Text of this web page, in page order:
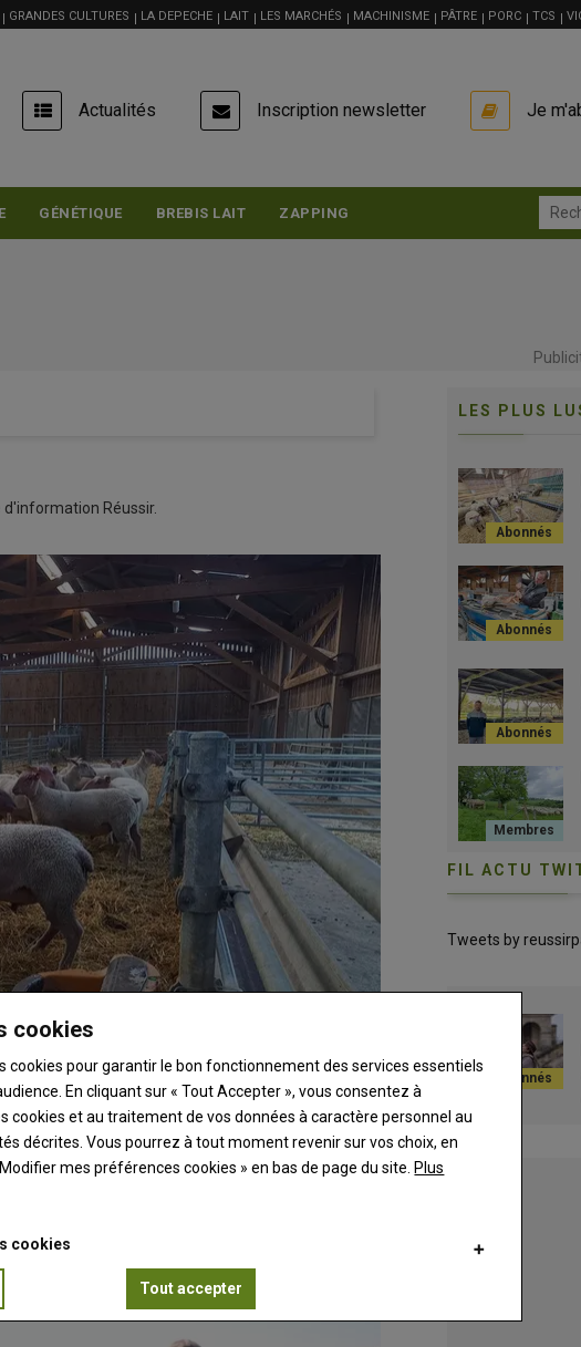
GRANDES CULTURES LA DEPECHE LAIT LES MARCHÉS MACHINISME PÂTRE PORC TCS
Actualités Inscription newsletter Je
GÉNÉTIQUE BREBIS LAIT ZAPPING
d'information Réussir.
se lance
charollais s’engage désormais dans la…
LES PLUS
FIL ACTU
Tweets by
cookies
cookies pour garantir le bon fonctionnement des services essentiels
En cliquant sur « Tout Accepter », vous consentez à
cookies et au traitement de vos données à caractère personnel au
décrites. Vous pourrez à tout moment revenir sur vos choix, en
mes préférences cookies » en bas de page du site. Plus
cookies
Tout accepter